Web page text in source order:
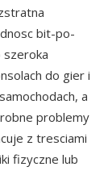
bit-po-
do gier i
a
problemy
z tresciami
fizyczne lub